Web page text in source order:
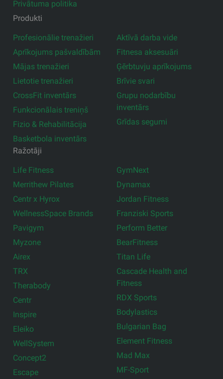
Privātuma politika
Produkti
Profesionālie trenažieri
Aprīkojums pašvaldībām
Mājas trenažieri
Lietotie trenažieri
CrossFit inventārs
Funkcionālais treniņš
Fizio & Rehabilitācija
Basketbola inventārs
Aktīvā darba vide
Fitnesa aksesuāri
Ģērbtuvju aprīkojums
Brīvie svari
Grupu nodarbību
inventārs
Grīdas segumi
Ražotāji
Life Fitness
Merrithew Pilates
Centr x Hyrox
WellnessSpace Brands
Pavigym
Myzone
Airex
TRX
Therabody
Centr
Inspire
Eleiko
WellSystem
Concept2
Escape
GymNext
Dynamax
Jordan Fitness
Franziski Sports
Perform Better
BearFitness
Titan Life
Cascade Health and
Fitness
RDX Sports
Bodylastics
Bulgarian Bag
Element Fitness
Mad Max
MF-Sport